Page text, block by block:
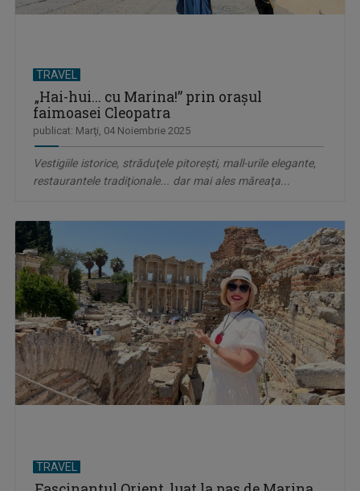
TRAVEL
„Hai-hui... cu Marina!” prin oraşul
faimoasei Cleopatra
publicat: Marţi, 04 Noiembrie 2025
Vestigiile istorice, străduţele pitoreşti, mall-urile elegante,
restaurantele tradiţionale... dar mai ales măreaţa...
TRAVEL